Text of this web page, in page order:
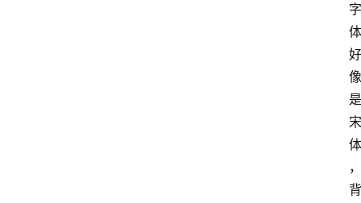
字
体
好
像
是
宋
体
，
背